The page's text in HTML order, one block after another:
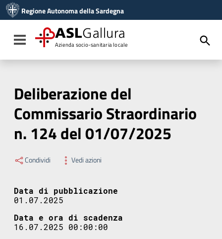
Vai al menu di navigazione
Vai al footer
Regione Autonoma della Sardegna
Toggle navigation
ASLGallura
Azienda socio-sanitaria locale
Deliberazione del
Commissario Straordinario
n. 124 del 01/07/2025
Condividi Vedi azioni
Data di pubblicazione
01.07.2025
Data e ora di scadenza
16.07.2025 00:00:00